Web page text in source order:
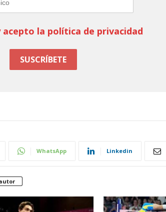
acepto la política de privacidad
WhatsApp Linkedin